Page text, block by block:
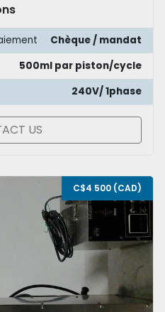
Chèque / mandat
500ml par piston/cycle
240V/ 1phase
US
C$4 500 (CAD)